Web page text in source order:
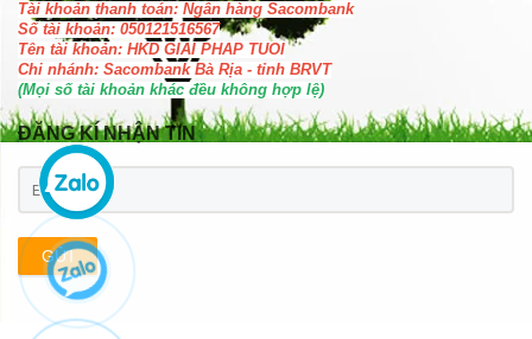
Tài khoản thanh toán: Ngân hàng Sacombank
Số tài khoản: 050121516567
Tên tài khoản: HKD GIAI PHAP TUOI
Chi nhánh: Sacombank Bà Rịa - tỉnh BRVT
(Mọi số tài khoản khác đều không hợp lệ)
ĐĂNG KÍ NHẬN TIN
GỬI